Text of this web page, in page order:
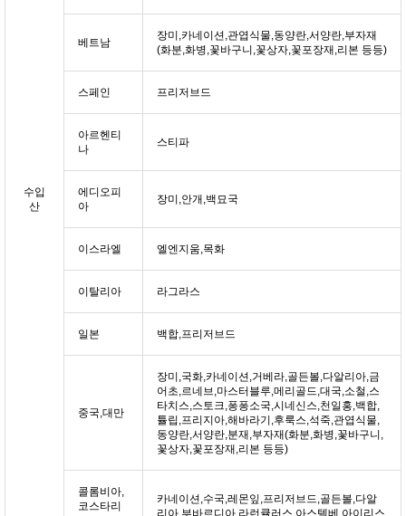
수입
산
베트남
장미,카네이션,관엽식물,동양란,서양란,부자재
(화분,화병,꽃바구니,꽃상자,꽃포장재,리본 등등)
스페인 프리저브드
아르헨티
나
스티파
에디오피
아
장미,안개,백묘국
이스라엘 엘엔지움,목화
이탈리아 라그라스
일본 백합,프리저브드
중국,대만
장미,국화,카네이션,거베라,골든볼,다알리아,금
어초,르네브,마스터블루,메리골드,대국,소철,스
타치스,스토크,퐁퐁소국,시네신스,천일홍,백합,
튤립,프리지아,해바라기,후룩스,석죽,관엽식물,
동양란,서양란,분재,부자재(화분,화병,꽃바구니,
꽃상자,꽃포장재,리본 등등)
콜롬비아,
코스타리
카네이션,수국,레몬잎,프리저브드,골든볼,다알
리아,부바르디아,라런큘러스,아스텔베,아이리스